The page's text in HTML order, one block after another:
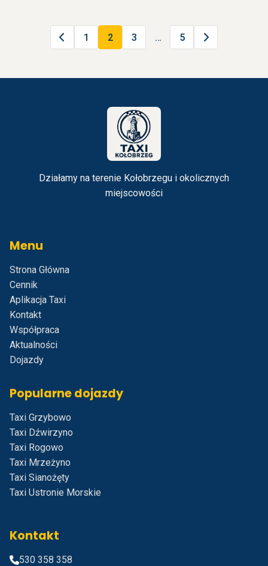
1 2 3 … 5
Działamy na terenie Kołobrzegu i okolicznych
miejscowości
Menu
Strona Główna
Cennik
Aplikacja Taxi
Kontakt
Współpraca
Aktualności
Dojazdy
Popularne dojazdy
Taxi Grzybowo
Taxi Dźwirzyno
Taxi Rogowo
Taxi Mrzeżyno
Taxi Sianożęty
Taxi Ustronie Morskie
Kontakt
530 358 358